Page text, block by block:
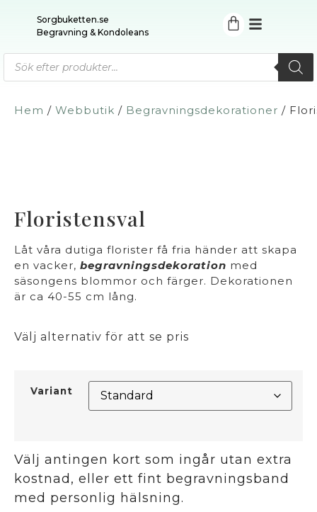
Sorgbuketten.se
Begravning & Kondoleans
Hem / Webbutik / Begravningsdekorationer /
Floristensval
Låt våra dutiga florister få fria händer att skapa
en vacker, begravningsdekoration med
säsongens blommor och färger. Dekorationen
är ca 40-55 cm lång.
Välj alternativ för att se pris
Variant
Välj antingen kort som ingår utan extra
kostnad, eller ett fint begravningsband
med personlig hälsning.